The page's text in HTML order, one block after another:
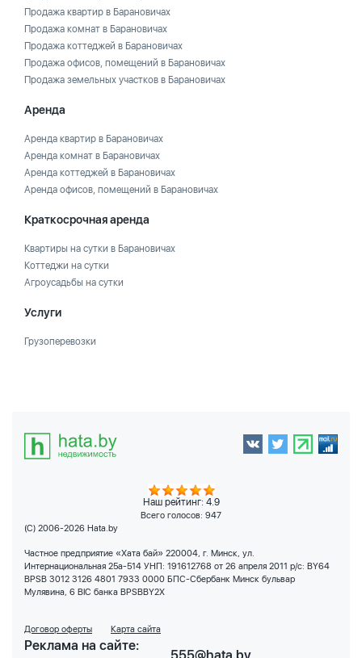
Продажа квартир в Барановичах
Продажа комнат в Барановичах
Продажа коттеджей в Барановичах
Продажа офисов, помещений в Барановичах
Продажа земельных участков в Барановичах
Аренда
Аренда квартир в Барановичах
Аренда комнат в Барановичах
Аренда коттеджей в Барановичах
Аренда офисов, помещений в Барановичах
Краткосрочная аренда
Квартиры на сутки в Барановичах
Коттеджи на сутки
Агроусадьбы на сутки
Услуги
Грузоперевозки
Наш рейтинг: 4.9
Всего голосов: 947
(C) 2006-2026 Hata.by
Частное предприятие «Хата бай» 220004, г. Минск, ул.
Интернациональная 25а-514 УНП: 191612768 от 26 апреля 2011 р/с: BY64
BPSB 3012 3126 4801 7933 0000 БПС-Сбербанк Минск бульвар
Мулявина, 6 BIC банка BPSBBY2X
Договор оферты Карта сайта
Реклама на сайте: